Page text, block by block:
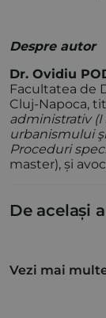
Despre autor
Dr. Ovidiu
Facultatea de
Cluj-Napoca,
administrativ (I
urbanismului
Proceduri
master), și
De același
Vezi mai